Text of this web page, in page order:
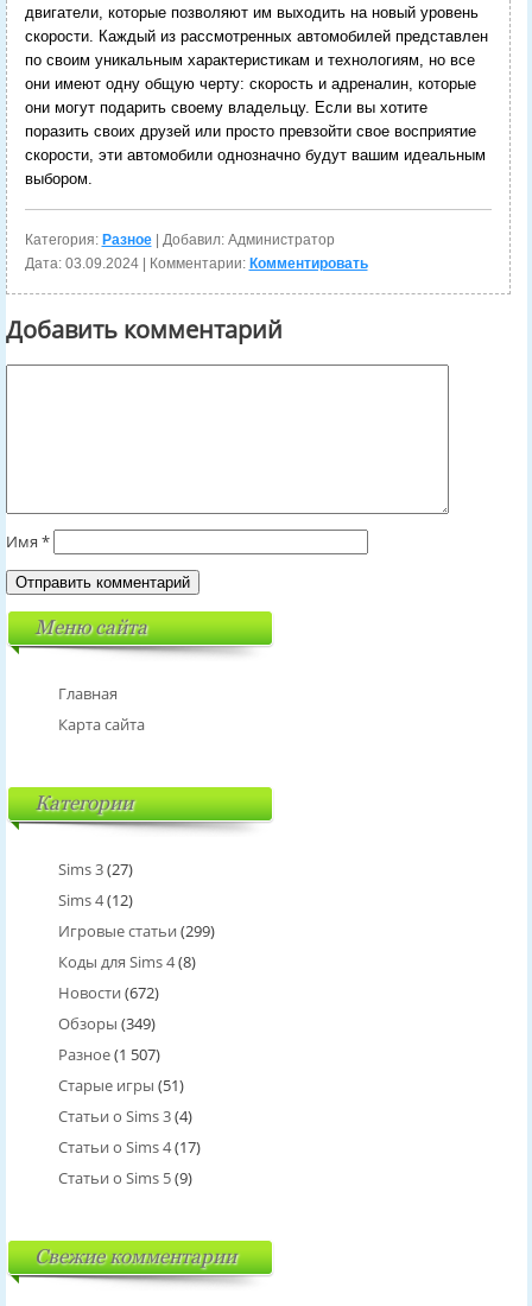
двигатели, которые позволяют им выходить на новый уровень
скорости. Каждый из рассмотренных автомобилей представлен
по своим уникальным характеристикам и технологиям, но все
они имеют одну общую черту: скорость и адреналин, которые
они могут подарить своему владельцу. Если вы хотите
поразить своих друзей или просто превзойти свое восприятие
скорости, эти автомобили однозначно будут вашим идеальным
выбором.
Категория: Разное| Добавил: Администратор
Дата: 03.09.2024| Комментарии: Комментировать
Добавить комментарий
Имя *
Меню сайта
Главная
Карта сайта
Категории
Sims 3(27)
Sims 4(12)
Игровые статьи (299)
Коды для Sims 4(8)
Новости (672)
Обзоры (349)
Разное(1 507)
Старые игры (51)
Статьи о Sims 3(4)
Статьи о Sims 4(17)
Статьи о Sims 5(9)
Свежие комментарии